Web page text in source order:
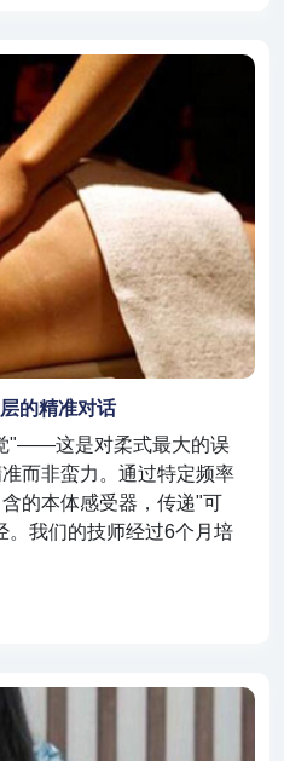
的精准对话
"——这是对柔式最大的误
而非蛮力。通过特定频率
的本体感受器，传递"可
。我们的技师经过6个月培